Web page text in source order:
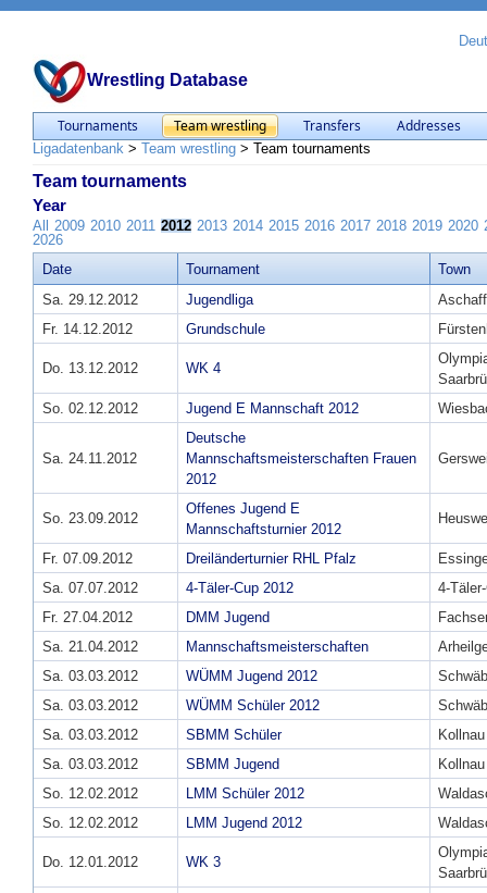
Wrestling Database
Tournaments Team wrestling Transfers Addresses
Ligadatenbank > Team wrestling > Team tournaments
Team tournaments
Year
All 2009 2010 2011 2012 2013 2014 2015 2016 2017 2018 2019 2020
2026
Date
Tournament
Town
Sa. 29.12.2012
Jugendliga
Fr. 14.12.2012
Grundschule
Do. 13.12.2012 WK 4
So. 02.12.2012
Jugend E Mannschaft 2012
Sa. 24.11.2012
Deutsche
Mannschaftsmeisterschaften Frauen
2012
So. 23.09.2012
Offenes Jugend E
Mannschaftsturnier 2012
Fr. 07.09.2012 Dreiländerturnier RHL Pfalz
Sa. 07.07.2012
4-Täler-Cup 2012
4-
Fr. 27.04.2012
DMM Jugend
Sa. 21.04.2012
Mannschaftsmeisterschaften
Sa. 03.03.2012
WÜMM Jugend 2012
Sa. 03.03.2012
WÜMM Schüler 2012
Sa. 03.03.2012
SBMM Schüler
Kollnau
Sa. 03.03.2012
SBMM Jugend
Kollnau
So. 12.02.2012
LMM Schüler 2012
So. 12.02.2012
LMM Jugend 2012
Do. 12.01.2012 WK 3